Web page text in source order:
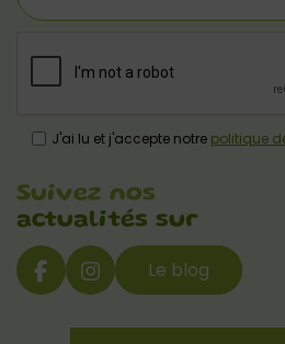
J'ai lu et j'accepte notre politique
Suivez nos
actualités sur
Le blog